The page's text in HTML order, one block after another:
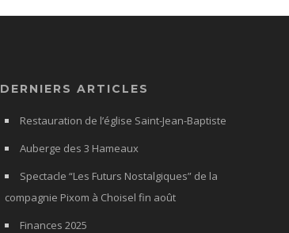
DERNIERS ARTICLES
Restauration de l’église Saint-Jean-Baptiste
Auberge des 3 Hameaux
Spectacle “Les Futurs Nostalgiques” de la
compagnie Pixom à Choisel fin août
Finances 2025